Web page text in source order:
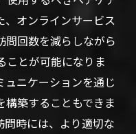
、オンラインサービス
問回数を減らしながら
ことが可能になりま
ュニケーションを通じ
構築することもできま
問時には、より適切な